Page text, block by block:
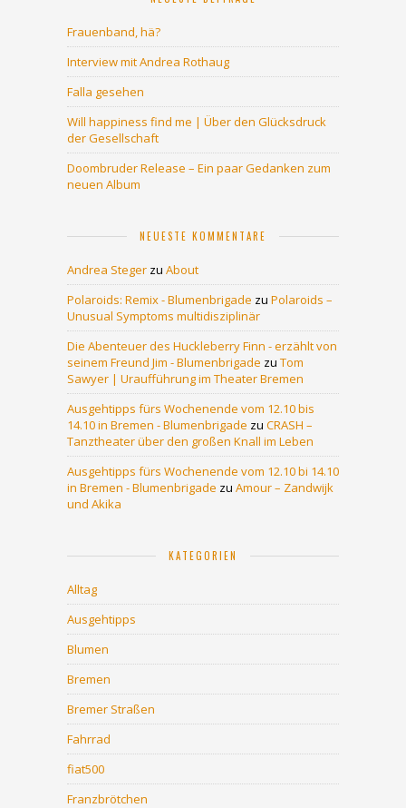
Frauenband, hä?
Interview mit Andrea Rothaug
Falla gesehen
Will happiness find me | Über den Glücksdruck
der Gesellschaft
Doombruder Release – Ein paar Gedanken zum
neuen Album
NEUESTE KOMMENTARE
Andrea Steger zu About
Polaroids: Remix - Blumenbrigade zu Polaroids –
Unusual Symptoms multidisziplinär
Die Abenteuer des Huckleberry Finn - erzählt von
seinem Freund Jim - Blumenbrigade zu Tom
Sawyer | Uraufführung im Theater Bremen
Ausgehtipps fürs Wochenende vom 12.10 bis
14.10 in Bremen - Blumenbrigade zu CRASH –
Tanztheater über den großen Knall im Leben
Ausgehtipps fürs Wochenende vom 12.10 bi 14.10
in Bremen - Blumenbrigade zu Amour – Zandwijk
und Akika
KATEGORIEN
Alltag
Ausgehtipps
Blumen
Bremen
Bremer Straßen
Fahrrad
fiat500
Franzbrötchen